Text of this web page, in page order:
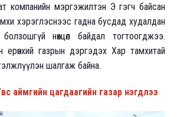
компанийн мэргэжилтэн Э гэгч байсан
хэрэглэснээс гадна бусдад худалдан
нөхцөл байдал тогтоогджээ.
ерөнхий газрын дэргэдэх Хар тамхитай
шалгаж байна.
аймгийн цагдаагийн газар нэгдлээ